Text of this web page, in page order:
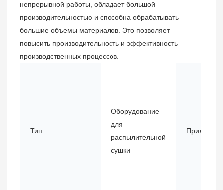
непрерывной работы, обладает большой
производительностью и способна обрабатывать
большие объемы материалов. Это позволяет
повысить производительность и эффективность
производственных процессов.
Тип:
Оборудование
для
распылительной
сушки